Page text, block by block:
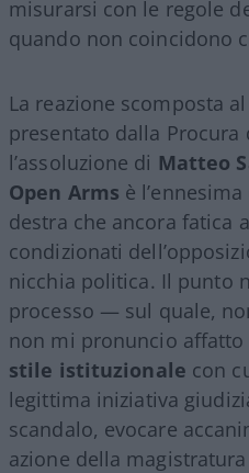
misurarsi con le regole
quando non coincidono
La reazione scomposta al
presentato dalla
l’assoluzione di Matteo
Open Arms è
destra che ancora fatica
condizionati
nicchia politica. Il punto
processo — sul quale,
non mi pronuncio
stile istituzionale con
legittima iniziativa
scandalo, evocare
azione della